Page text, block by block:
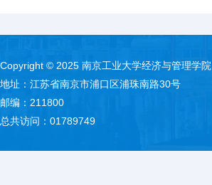
Copyright © 2025 南京工业大学经济与管理学
地址：江苏省南京市浦口区浦珠南路30号
邮编：211800
总共访问： 01789749